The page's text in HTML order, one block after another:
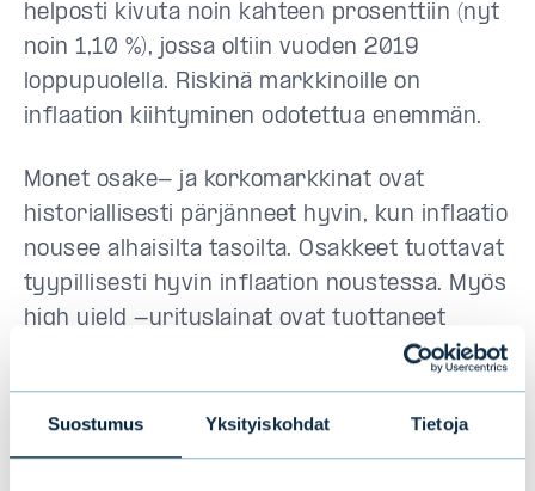
Suostumus Yksityiskohdat Tietoja
helposti kivuta noin kahteen prosenttiin (nyt
noin 1,10 %), jossa oltiin vuoden 2019
loppupuolella. Riskinä markkinoille on
inflaation kiihtyminen odotettua enemmän.
Monet osake- ja korkomarkkinat ovat
historiallisesti pärjänneet hyvin, kun inflaatio
nousee alhaisilta tasoilta. Osakkeet tuottavat
tyypillisesti hyvin inflaation noustessa. Myös
high yield -yrityslainat ovat tuottaneet
pidemmän juoksuajan valtionlainat voivat
tuottaa negatiivisesti. Tänä vuonna voimme
hyvinkin nähdä tällaisen syklin.